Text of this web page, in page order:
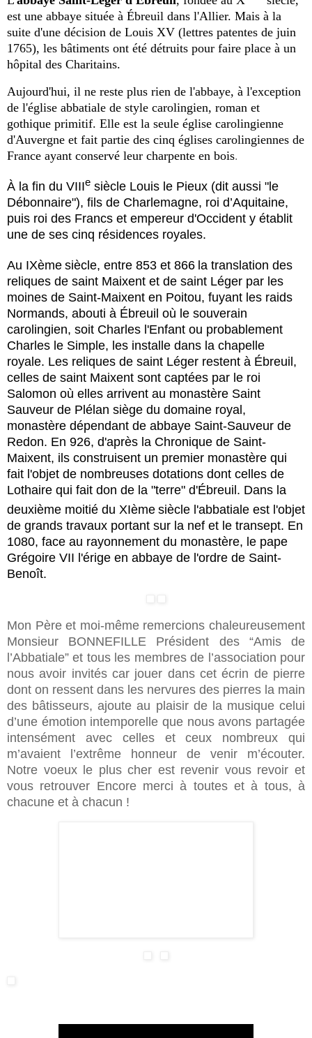
est une abbaye située à Ébreuil dans l'Allier. Mais à la
suite d'une décision de Louis XV (lettres patentes de juin
1765), les bâtiments ont été détruits pour faire place à un
hôpital des Charitains.
Aujourd'hui, il ne reste plus rien de l'abbaye, à l'exception
de l'église abbatiale de style carolingien, roman et
gothique primitif. Elle est la seule église carolingienne
d'Auvergne et fait partie des cinq églises carolingiennes de
France ayant conservé leur charpente en bois.
À la fin du VIIIe siècle Louis le Pieux (dit aussi "le
Débonnaire"), fils de Charlemagne, roi d’Aquitaine,
puis roi des Francs et empereur d'Occident y établit
une de ses cinq résidences royales.
Au IXème siècle, entre 853 et 866 la translation des
reliques de saint Maixent et de saint Léger par les
moines de Saint-Maixent en Poitou, fuyant les raids
Normands, abouti à Ébreuil où le souverain
carolingien, soit Charles l'Enfant ou probablement
Charles le Simple, les installe dans la chapelle
royale. Les reliques de saint Léger restent à Ébreuil,
celles de saint Maixent sont captées par le roi
Salomon où elles arrivent au monastère Saint
Sauveur de Plélan siège du domaine royal,
monastère dépendant de abbaye Saint-Sauveur de
Redon. En 926, d'après la Chronique de Saint-
Maixent, ils construisent un premier monastère qui
fait l'objet de nombreuses dotations dont celles de
Lothaire qui fait don de la "terre" d'Ébreuil. Dans la
deuxième moitié du XIème siècle l'abbatiale est l'objet
de grands travaux portant sur la nef et le transept. En
1080, face au rayonnement du monastère, le pape
Grégoire VII l'érige en abbaye de l'ordre de Saint-
Benoît.
Mon Père et moi-même remercions chaleureusement
Monsieur BONNEFILLE Président des “Amis de
l’Abbatiale” et tous les membres de l’association pour
nous avoir invités car jouer dans cet écrin de pierre
dont on ressent dans les nervures des pierres la main
des bâtisseurs, ajoute au plaisir de la musique celui
d’une émotion intemporelle que nous avons partagée
intensément avec celles et ceux nombreux qui
m’avaient l’extrême honneur de venir m’écouter.
Notre voeux le plus cher est revenir vous revoir et
vous retrouver Encore merci à toutes et à tous, à
chacune et à chacun !